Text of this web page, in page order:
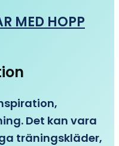
MED HOPP
Det kan vara
träningskläder,